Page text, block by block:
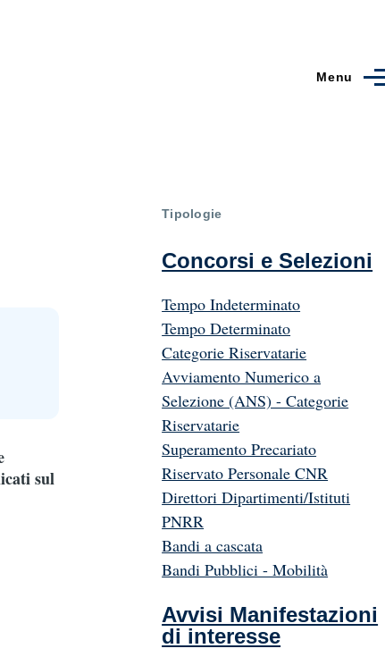
Menu
sul
Tipologie
Concorsi e Selezioni
Tempo Indeterminato
Tempo Determinato
Categorie Riservatarie
Avviamento Numerico a
Selezione (ANS) - Categorie
Riservatarie
Superamento Precariato
Riservato Personale CNR
Direttori Dipartimenti/Istituti
PNRR
Bandi a cascata
Bandi Pubblici - Mobilità
Avvisi Manifestazioni
di interesse